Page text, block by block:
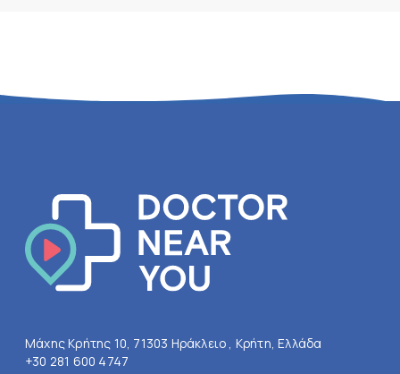
Μάχης Κρήτης 10, 71303 Ηράκλειο , Κρήτη, Ελλάδα
+30 281 600 4747